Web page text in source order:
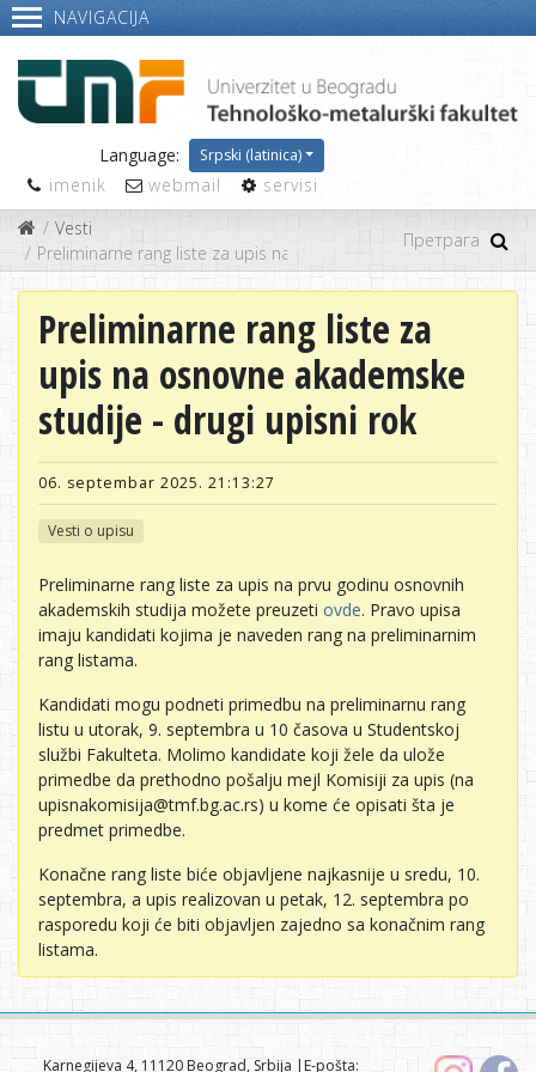
NAVIGACIJA
Language: Srpski (latinica)
imenik webmail
servisi
Vesti
Preliminarne rang liste za upis na osnovne akademske studije -
Preliminarne rang liste za
upis na osnovne akademske
studije - drugi upisni rok
06. septembar 2025. 21:13:27
Vesti o upisu
Preliminarne rang liste za upis na prvu godinu osnovnih
akademskih studija možete preuzeti ovde. Pravo upisa
imaju kandidati kojima je naveden rang na preliminarnim
rang listama.
Kandidati mogu podneti primedbu na preliminarnu rang
listu u utorak, 9. septembra u 10 časova u Studentskoj
službi Fakulteta. Molimo kandidate koji žele da ulože
primedbe da prethodno pošalju mejl Komisiji za upis (na
upisnakomisija@tmf.bg.ac.rs) u kome će opisati šta je
predmet primedbe.
Konačne rang liste biće objavljene najkasnije u sredu, 10.
septembra, a upis realizovan u petak, 12. septembra po
rasporedu koji će biti objavljen zajedno sa konačnim rang
listama.
Karnegijeva 4, 11120 Beograd, Srbija |E-pošta: